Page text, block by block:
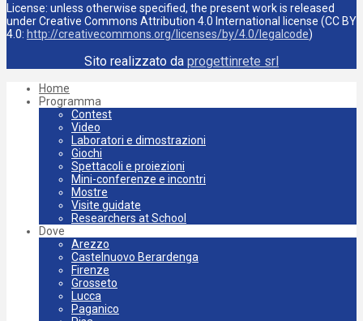
License: unless otherwise specified, the present work is released
under Creative Commons Attribution 4.0 International license (CC BY
4.0: http://creativecommons.org/licenses/by/4.0/legalcode)
Sito realizzato da progettinrete srl
Home
Programma
Contest
Video
Laboratori e dimostrazioni
Giochi
Spettacoli e proiezioni
Mini-conferenze e incontri
Mostre
Visite guidate
Researchers at School
Dove
Arezzo
Castelnuovo Berardenga
Firenze
Grosseto
Lucca
Paganico